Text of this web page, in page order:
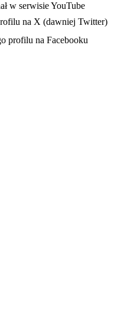
karcie
w serwisie YouTube
na X (dawniej Twitter)
karcie
profilu na Facebooku